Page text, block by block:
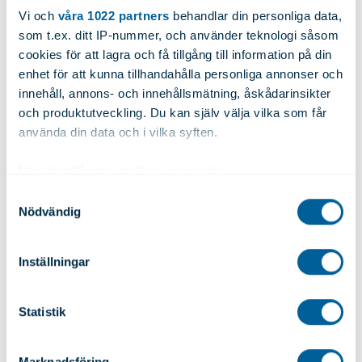
Vi och våra 1022 partners behandlar din personliga data,
som t.ex. ditt IP-nummer, och använder teknologi såsom
cookies för att lagra och få tillgång till information på din
enhet för att kunna tillhandahålla personliga annonser och
innehåll, annons- och innehållsmätning, åskådarinsikter
och produktutveckling. Du kan själv välja vilka som får
använda din data och i vilka syften.
som kan ha en noggrannhet på upp till flera meter
Ta reda på mer om hur dina personliga uppgifter
Du kan ändra eller dra tillbaka ditt samtycke när som
Nödvändig
Inställningar
Statistik
Diameter: N/A Längd:6000
Vikt:1.360 Begär offert